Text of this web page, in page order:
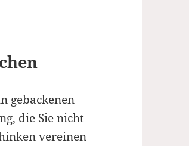
gebackenen
die Sie nicht
vereinen